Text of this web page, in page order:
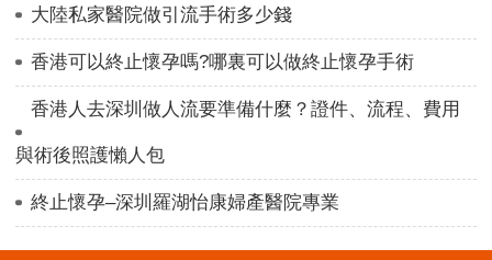
大陸私家醫院做引流手術多少錢
香港可以終止懷孕嗎?哪裏可以做終止懷孕手術
香港人去深圳做人流要準備什麼？證件、流程、費用
與術後照護懶人包
終止懷孕–深圳羅湖怡康婦產醫院專業